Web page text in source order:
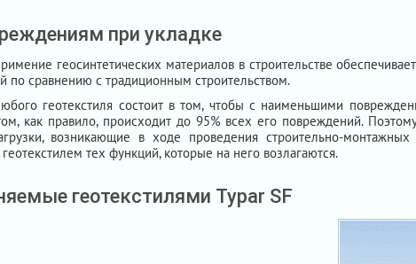
при укладке
геосинтетических материалов в строительстве
по сравнению с традиционным строительством.
геотекстиля состоит в том, чтобы с наименьшими
как правило, происходит до 95% всех его повреждений.
возникающие в ходе проведения строительно-
тех функций, которые на него возлагаются.
геотекстилями Typar SF